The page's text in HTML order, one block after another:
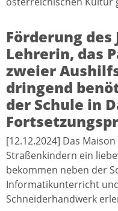
Förderung
Lehrerin, das
zweier
dringend
der Schule in
[12.12.2024] Das
Straßenkindern ein
bekommen neben der
Informatikunterricht
Schneiderhandwerk